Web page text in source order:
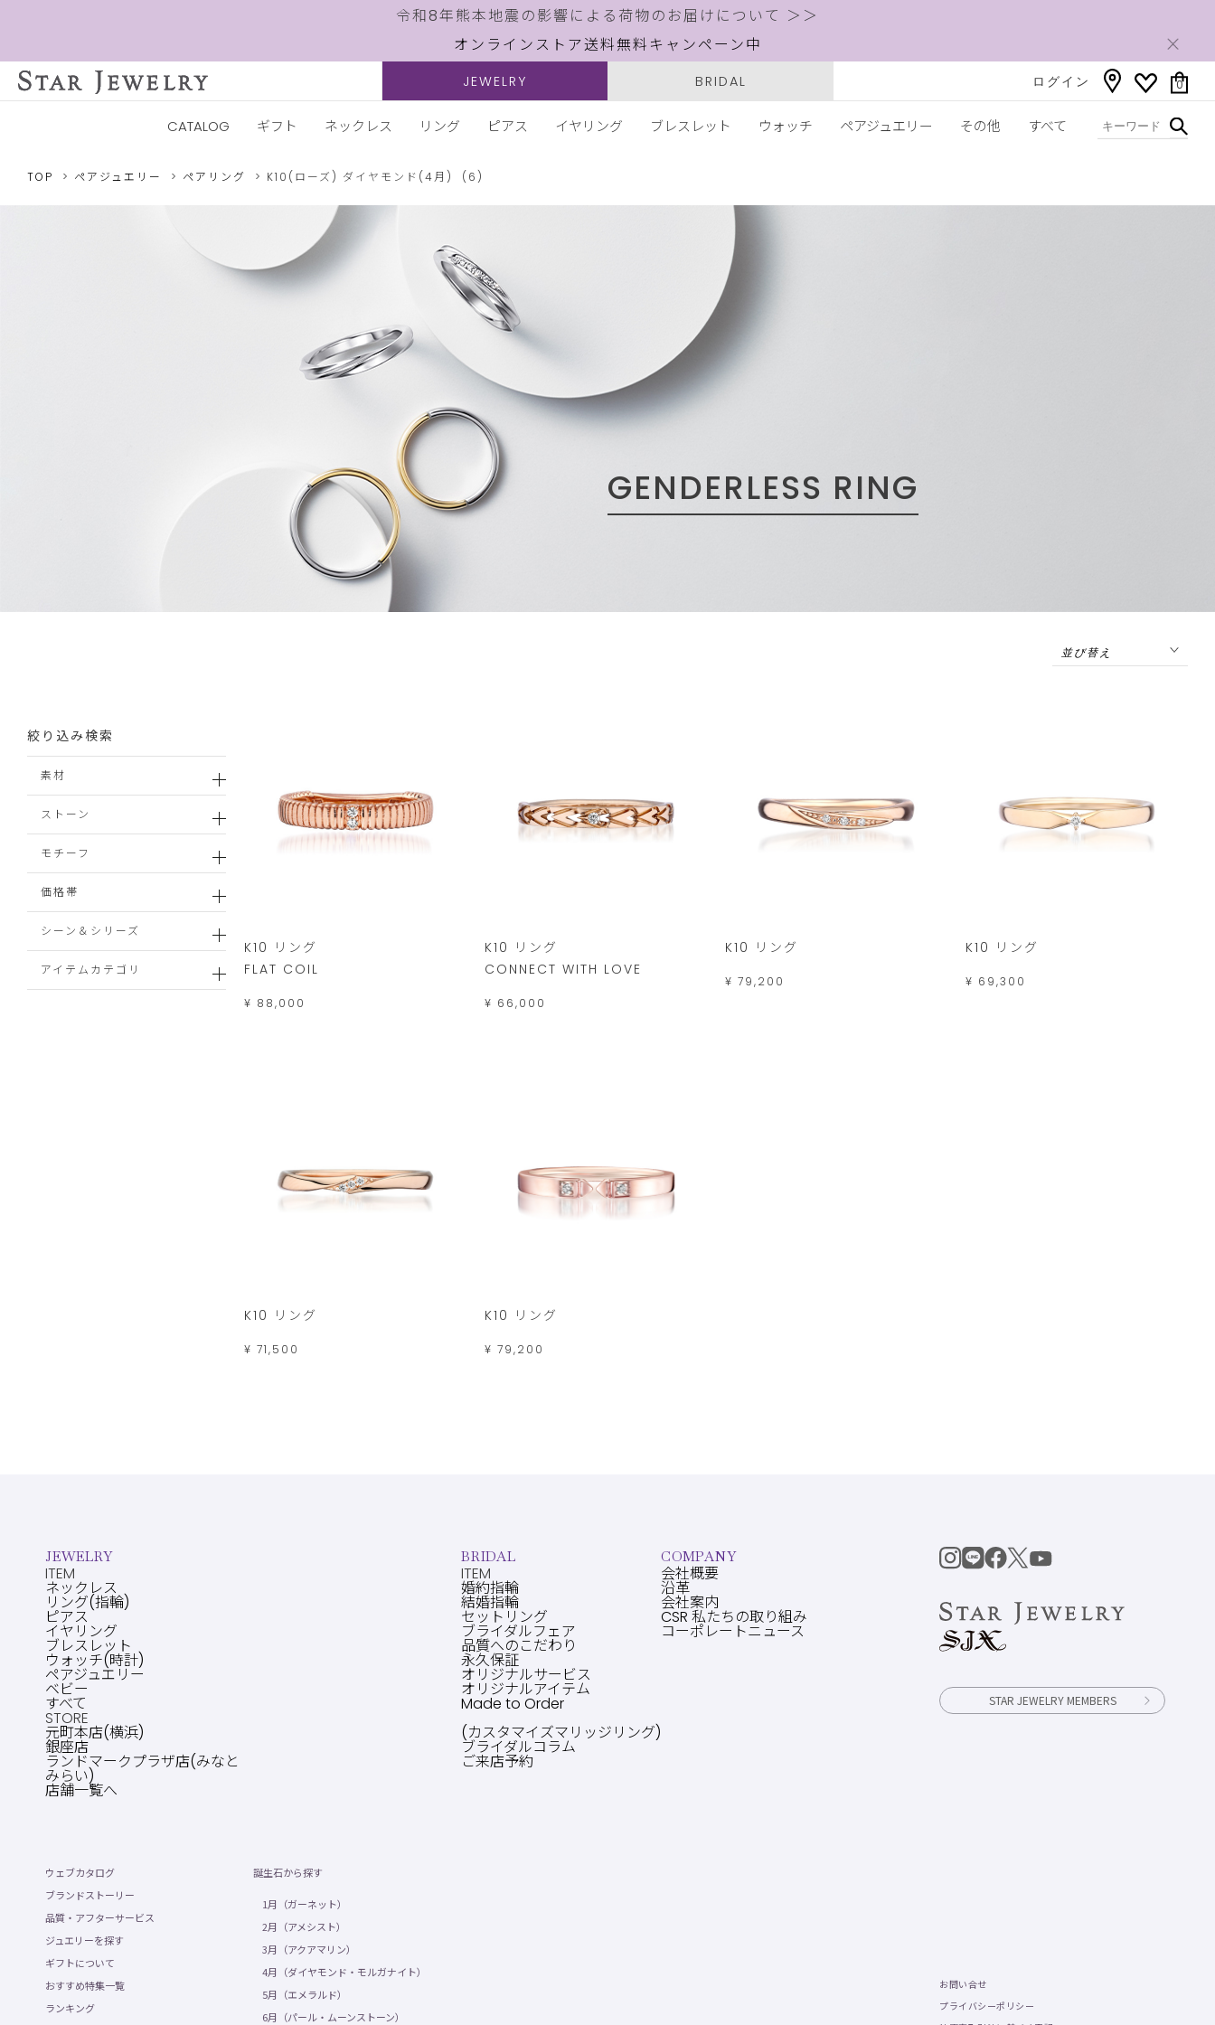
令和8年熊本地震の影響による荷物のお届けについて ＞＞
オンラインストア送料無料キャンペーン中
JEWELRY BRIDAL ログイン 0
CATALOG ギフト ネックレス リング ピアス イヤリング ブレスレット ウォッチ ペアジュエリー その他 すべて
TOP ペアジュエリー ペアリング K10(ローズ) ダイヤモンド(4月) (6)
GENDERLESS RING
絞り込み検索
素材
ストーン
モチーフ
価格帯
シーン＆シリーズ
アイテムカテゴリ
K10 リング
FLAT COIL
¥ 88,000
K10 リング
CONNECT WITH LOVE
¥ 66,000
K10 リング
¥ 79,200
K10 リング
¥ 69,300
K10 リング
¥ 71,500
K10 リング
¥ 79,200
JEWELRY
ITEM
ネックレス
リング(指輪)
ピアス
イヤリング
ブレスレット
ウォッチ(時計)
ペアジュエリー
ベビー
すべて
STORE
元町本店(横浜)
銀座店
ランドマークプラザ店(みなと
みらい)
店舗一覧へ
ウェブカタログ
ブランドストーリー
品質・アフターサービス
ジュエリーを探す
ギフトについて
おすすめ特集一覧
ランキング
誕生石から探す
1月（ガーネット）
2月（アメシスト）
3月（アクアマリン）
4月（ダイヤモンド・モルガナイト）
5月（エメラルド）
6月（パール・ムーンストーン）
BRIDAL
ITEM
婚約指輪
結婚指輪
セットリング
ブライダルフェア
品質へのこだわり
永久保証
オリジナルサービス
オリジナルアイテム
Made to Order
(カスタマイズマリッジリング)
ブライダルコラム
ご来店予約
COMPANY
会社概要
沿革
会社案内
CSR 私たちの取り組み
コーポレートニュース
STAR JEWELRY MEMBERS
お問い合せ
プライバシーポリシー